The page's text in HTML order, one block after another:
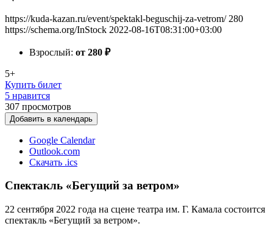
https://kuda-kazan.ru/event/spektakl-beguschij-za-vetrom/ 280
https://schema.org/InStock 2022-08-16T08:31:00+03:00
Взрослый: от 280 ₽
5+
Купить билет
5 нравится
307 просмотров
Добавить в календарь
Google Calendar
Outlook.com
Скачать .ics
Спектакль «Бегущий за ветром»
22 сентября 2022 года на сцене театра им. Г. Камала состоится
спектакль «Бегущий за ветром».